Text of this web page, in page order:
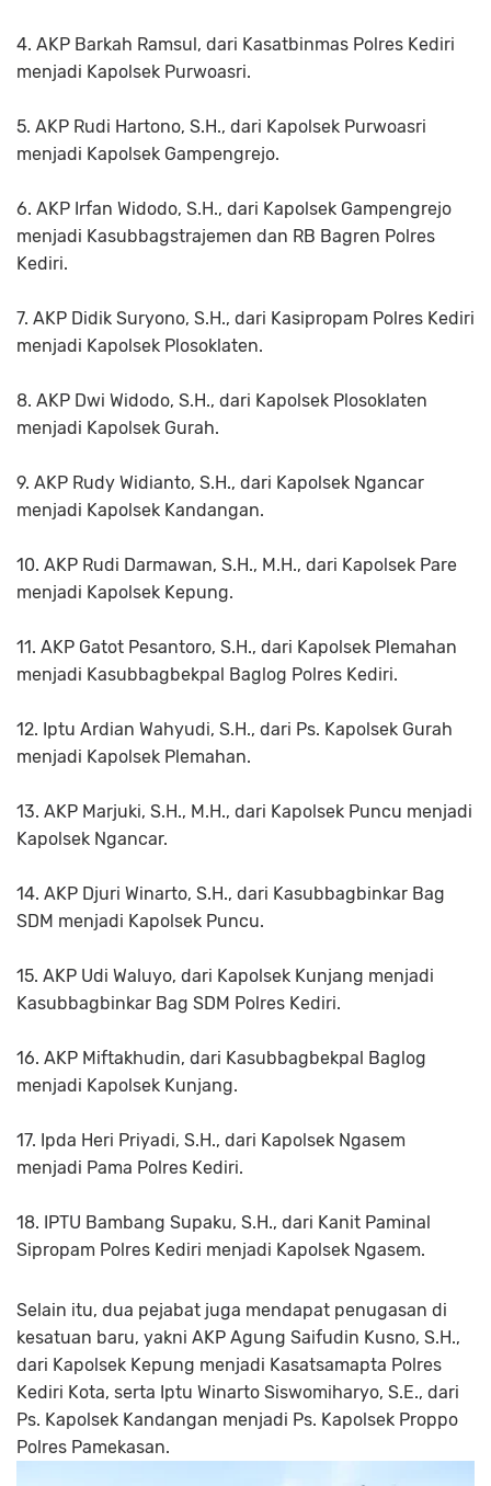
4. AKP Barkah Ramsul, dari Kasatbinmas Polres Kediri
menjadi Kapolsek Purwoasri.
5. AKP Rudi Hartono, S.H., dari Kapolsek Purwoasri
menjadi Kapolsek Gampengrejo.
6. AKP Irfan Widodo, S.H., dari Kapolsek Gampengrejo
menjadi Kasubbagstrajemen dan RB Bagren Polres
Kediri.
7. AKP Didik Suryono, S.H., dari Kasipropam Polres Kediri
menjadi Kapolsek Plosoklaten.
8. AKP Dwi Widodo, S.H., dari Kapolsek Plosoklaten
menjadi Kapolsek Gurah.
9. AKP Rudy Widianto, S.H., dari Kapolsek Ngancar
menjadi Kapolsek Kandangan.
10. AKP Rudi Darmawan, S.H., M.H., dari Kapolsek Pare
menjadi Kapolsek Kepung.
11. AKP Gatot Pesantoro, S.H., dari Kapolsek Plemahan
menjadi Kasubbagbekpal Baglog Polres Kediri.
12. Iptu Ardian Wahyudi, S.H., dari Ps. Kapolsek Gurah
menjadi Kapolsek Plemahan.
13. AKP Marjuki, S.H., M.H., dari Kapolsek Puncu menjadi
Kapolsek Ngancar.
14. AKP Djuri Winarto, S.H., dari Kasubbagbinkar Bag
SDM menjadi Kapolsek Puncu.
15. AKP Udi Waluyo, dari Kapolsek Kunjang menjadi
Kasubbagbinkar Bag SDM Polres Kediri.
16. AKP Miftakhudin, dari Kasubbagbekpal Baglog
menjadi Kapolsek Kunjang.
17. Ipda Heri Priyadi, S.H., dari Kapolsek Ngasem
menjadi Pama Polres Kediri.
18. IPTU Bambang Supaku, S.H., dari Kanit Paminal
Sipropam Polres Kediri menjadi Kapolsek Ngasem.
Selain itu, dua pejabat juga mendapat penugasan di
kesatuan baru, yakni AKP Agung Saifudin Kusno, S.H.,
dari Kapolsek Kepung menjadi Kasatsamapta Polres
Kediri Kota, serta Iptu Winarto Siswomiharyo, S.E., dari
Ps. Kapolsek Kandangan menjadi Ps. Kapolsek Proppo
Polres Pamekasan.